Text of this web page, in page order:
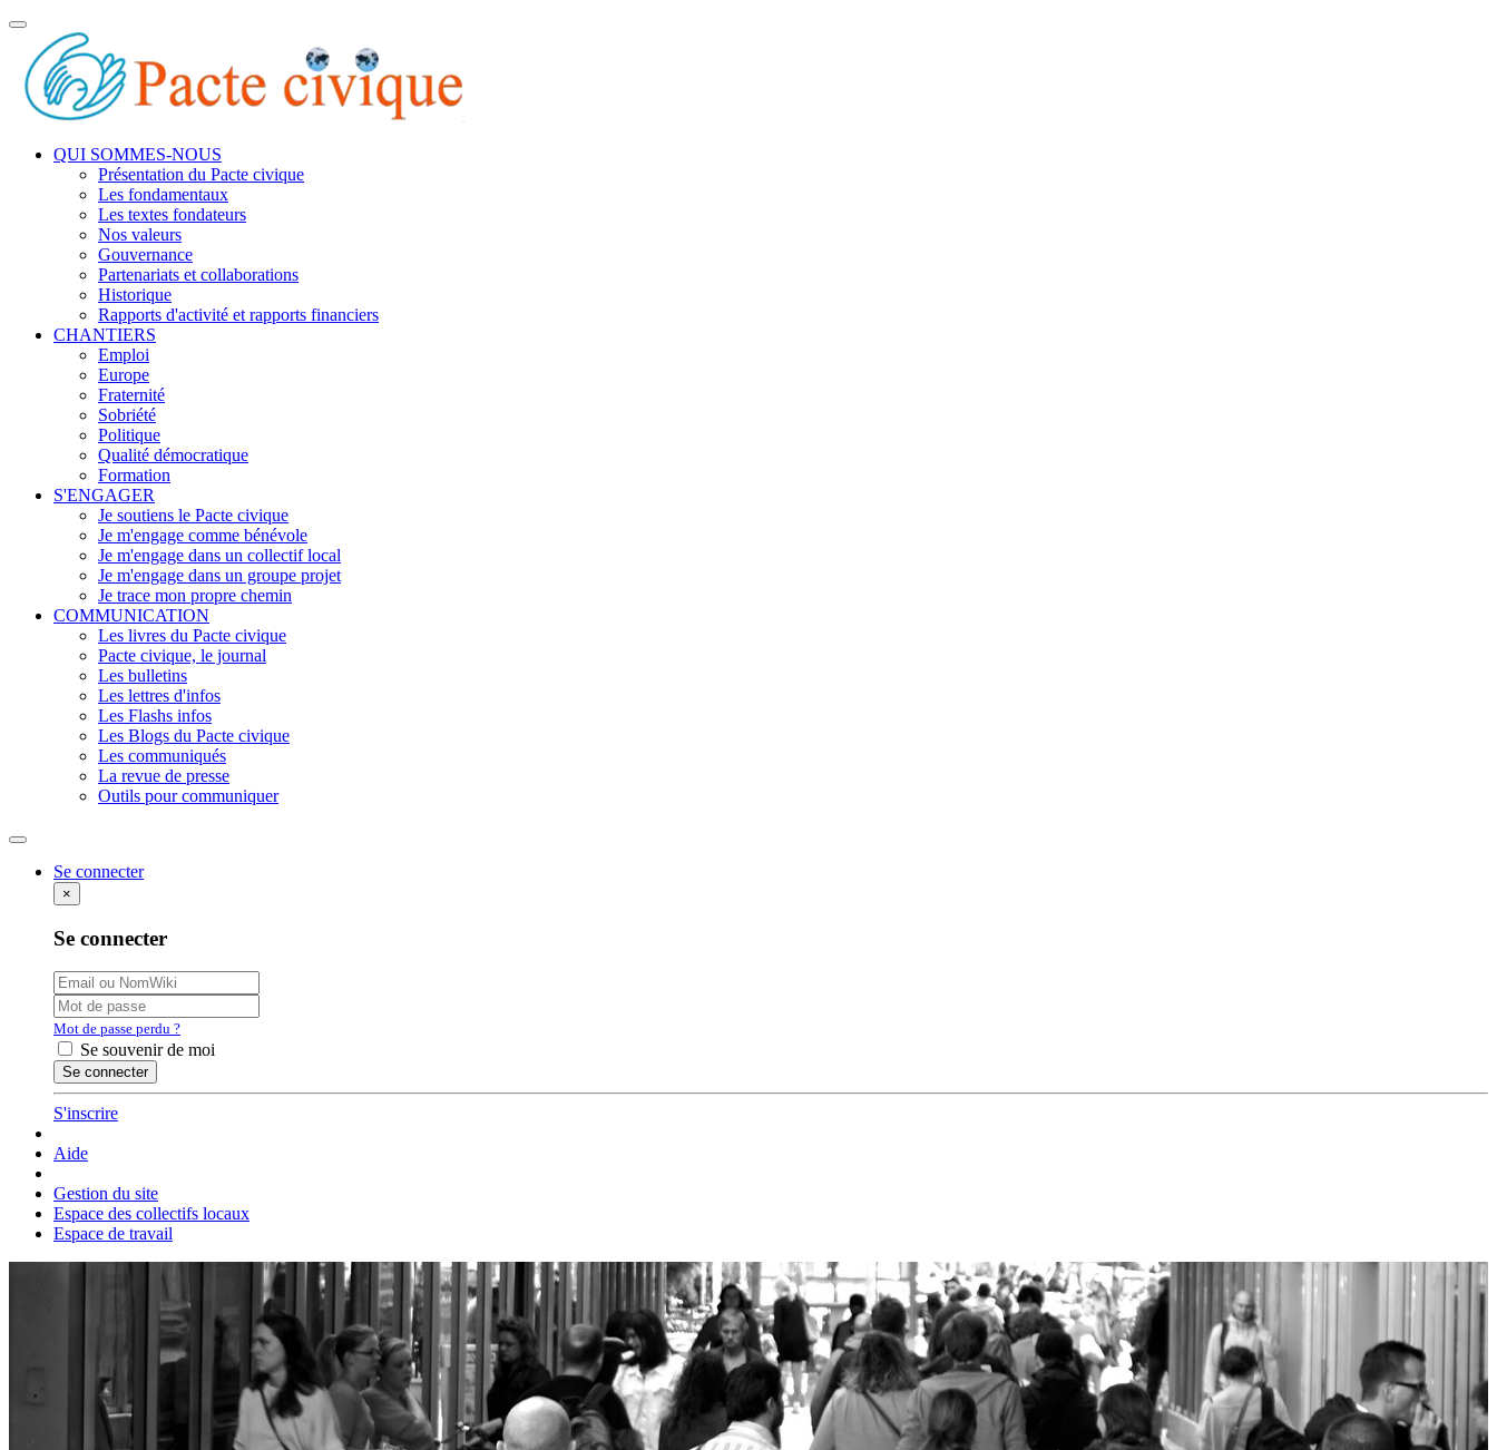
Toggle
navigation
QUI SOMMES-NOUS
Présentation du Pacte civique
Les fondamentaux
Les textes fondateurs
Nos valeurs
Gouvernance
Partenariats et collaborations
Historique
Rapports d'activité et rapports financiers
CHANTIERS
Emploi
Europe
Fraternité
Sobriété
Politique
Qualité démocratique
Formation
S'ENGAGER
Je soutiens le Pacte civique
Je m'engage comme bénévole
Je m'engage dans un collectif local
Je m'engage dans un groupe projet
Je trace mon propre chemin
COMMUNICATION
Les livres du Pacte civique
Pacte civique, le journal
Les bulletins
Les lettres d'infos
Les Flashs infos
Les Blogs du Pacte civique
Les communiqués
La revue de presse
Outils pour communiquer
Rechercher
Se connecter
×
Se connecter
Mot de passe perdu ?
Se souvenir de moi
S'inscrire
Aide
Gestion du site
Espace des collectifs locaux
Espace de travail